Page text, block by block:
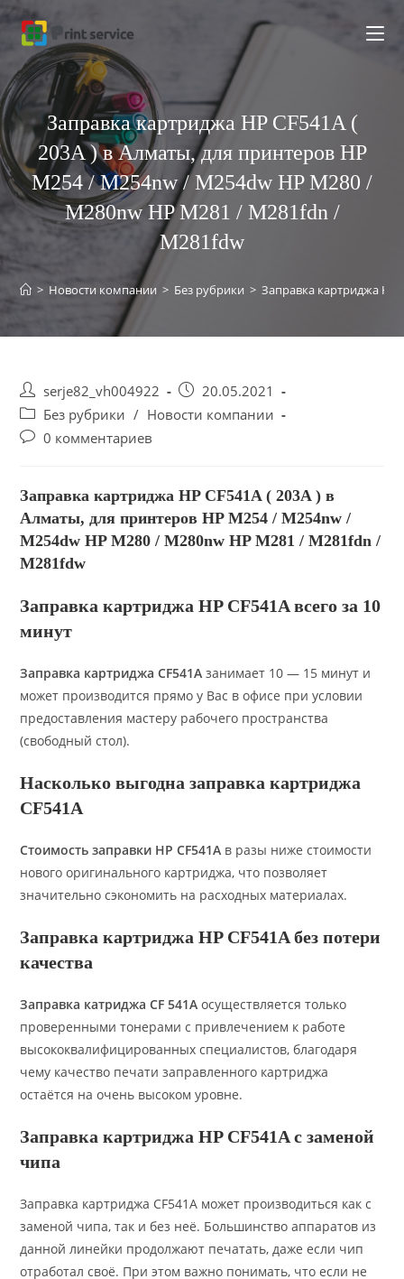
Перейти
содержимому
Заправка картриджа HP CF541A (
203A ) в Алматы, для принтеров HP
M254 / M254nw / M254dw HP M280 /
M280nw HP M281 / M281fdn /
M281fdw
> Новости компании > Без рубрики > Заправка картриджа HP
Post
author:
serje82_vh004922
Запись
опубликована:
20.05.2021
Post
category:
Без рубрики / Новости компании
Post0 комментариев
Заправка картриджа HP CF541A ( 203A ) в
Алматы, для принтеров HP M254 / M254nw /
M254dw HP M280 / M280nw HP M281 / M281fdn /
M281fdw
Заправка картриджа HP CF541A всего за 10
минут
Заправка картриджа CF541A занимает 10 — 15 минут и
может производится прямо у Вас в офисе при условии
предоставления мастеру рабочего пространства
(свободный стол).
Насколько выгодна заправка картриджа
CF541A
Стоимость заправки HP CF541A в разы ниже стоимости
нового оригинального картриджа, что позволяет
значительно сэкономить на расходных материалах.
Заправка картриджа HP CF541A без потери
качества
Заправка катриджа CF 541A осуществляется только
проверенными тонерами с привлечением к работе
высококвалифицированных специалистов, благодаря
чему качество печати заправленного картриджа
остаётся на очень высоком уровне.
Заправка картриджа HP CF541A с заменой
чипа
Заправка картриджа CF541A может производиться как с
заменой чипа, так и без неё. Большинство аппаратов из
данной линейки продолжают печатать, даже если чип
отработал своё. При этом важно понимать, что если не